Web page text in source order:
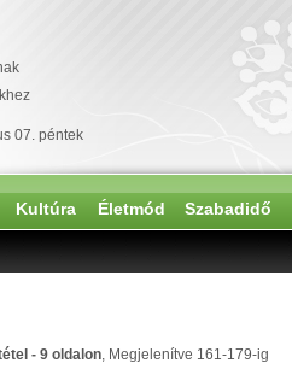
07. péntek
Kultúra Életmód Szabadidő
- 9 oldalon, Megjelenítve 161-179-ig